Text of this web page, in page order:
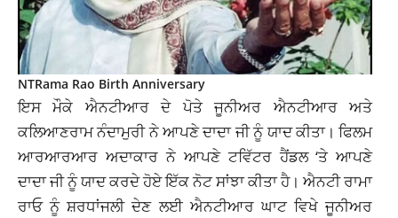
NTRama Rao Birth Anniversary
ਇਸ ਮੌਕੇ ਐਨਟੀਆਰ ਦੇ ਪੋਤੇ ਜੂਨੀਅਰ ਐਨਟੀਆਰ ਅਤੇ
ਕਲਿਆਣਰਾਮ ਨੰਦਾਮੁਰੀ ਨੇ ਆਪਣੇ ਦਾਦਾ ਜੀ ਨੂੰ ਯਾਦ ਕੀਤਾ। ਫਿਲਮ
ਆਰਆਰਆਰ ਅਦਾਕਾਰ ਨੇ ਆਪਣੇ ਟਵਿੱਟਰ ਹੈਂਡਲ ‘ਤੇ ਆਪਣੇ
ਦਾਦਾ ਜੀ ਨੂੰ ਯਾਦ ਕਰਦੇ ਹੋਏ ਇੱਕ ਨੋਟ ਸਾਂਝਾ ਕੀਤਾ ਹੈ। ਐਨਟੀ ਰਾਮਾ
ਰਾਓ ਨੂੰ ਸ਼ਰਧਾਂਜਲੀ ਦੇਣ ਲਈ ਐਨਟੀਆਰ ਘਾਟ ਵਿਖੇ ਜੂਨੀਅਰ